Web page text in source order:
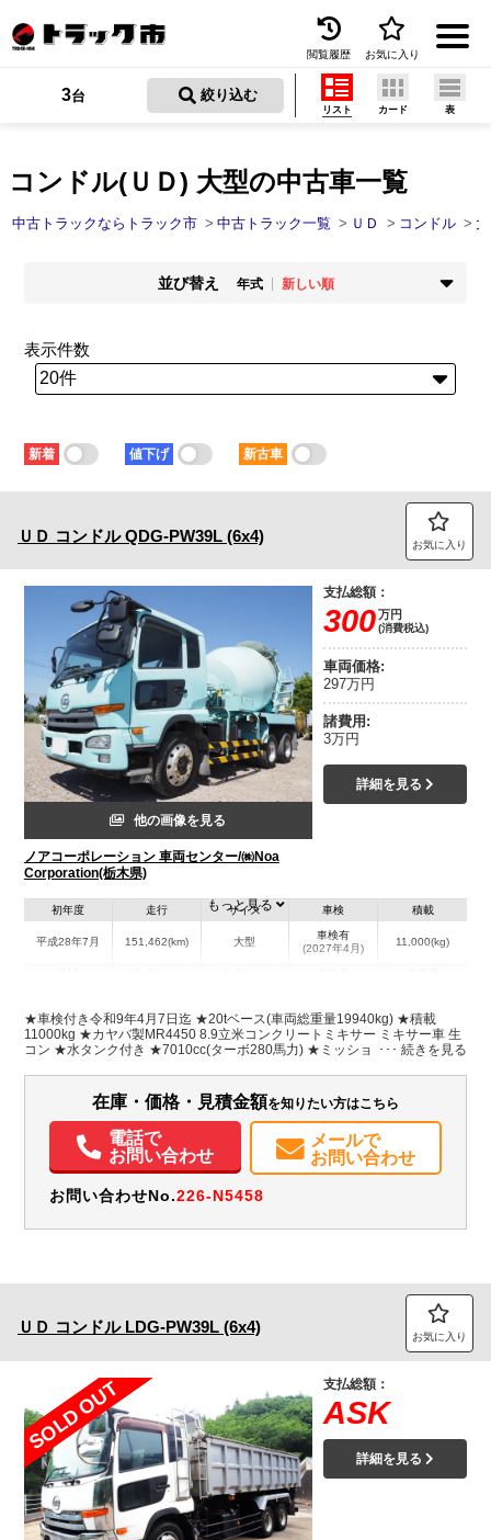
トラック買取
トラック市とは
保存した検索条件
トラック市FC会員専用ページはこちら
閲覧履歴 お気に入り
コンドル(ＵＤ) 大型の中古車一覧
3台 絞り込む
リスト カード 表
中古トラックならトラック市 中古トラック一覧 ＵＤ コンドル
並び替え 年式
新しい順
新着順
走行距離
少ない順
多い順
価格
安い順
高い順
少ない順
多い順
短い順
表示件数
新着 値下げ 新古車
ＵＤ コンドル QDG-PW39L (6x4) お気に入り
他の画像を見る
ノアコーポレーション 車両センター/㈱Noa
Corporation(栃木県)
支払総額：
300万円
(消費税込)
車両価格:
297万円
諸費用:
3万円
詳細を見る
初年度
平成28年7月
走行
151,462(km)
サイズ
大型
車検
車検有
(2027年4月)
積載
11,000(kg)
栃木県 -
W:2,490
H:3,650
無
パワステ パワーウィンドウ ABS エアバッグ
アルミホイール
集中ドアロック
電動格納ミラー ETC
もっと見る
★車検付き令和9年4月7日迄 ★20tベース(車両総重量19940kg) ★積載
11000kg ★カヤバ製MR4450 8.9立米コンクリートミキサー ミキサー車 生
コン ★水タンク付き ★7010cc(ターボ280馬力) ★ミッション 6速(3ペダル)
ールパークブレーキ ★ベット付き
在庫・価格・見積金額を知りたい方はこちら
電話で
お問い合わせ
メールで
お問い合わせ
お問い合わせNo.226-N5458
ＵＤ コンドル LDG-PW39L (6x4) お気に入り
SOLD OUT 支払総額：
ASK
詳細を見る